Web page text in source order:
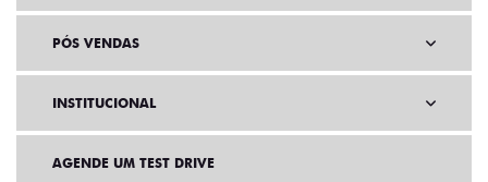
PÓS VENDAS
INSTITUCIONAL
AGENDE UM TEST DRIVE